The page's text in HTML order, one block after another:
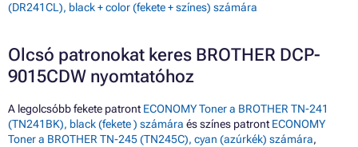
(DR241CL), black + color (fekete + színes) számára
Olcsó patronokat keres BROTHER DCP-
9015CDW nyomtatóhoz
A legolcsóbb fekete patront ECONOMY Toner a BROTHER TN-241
(TN241BK), black (fekete ) számára és színes patront ECONOMY
Toner a BROTHER TN-245 (TN245C), cyan (azúrkék) számára,